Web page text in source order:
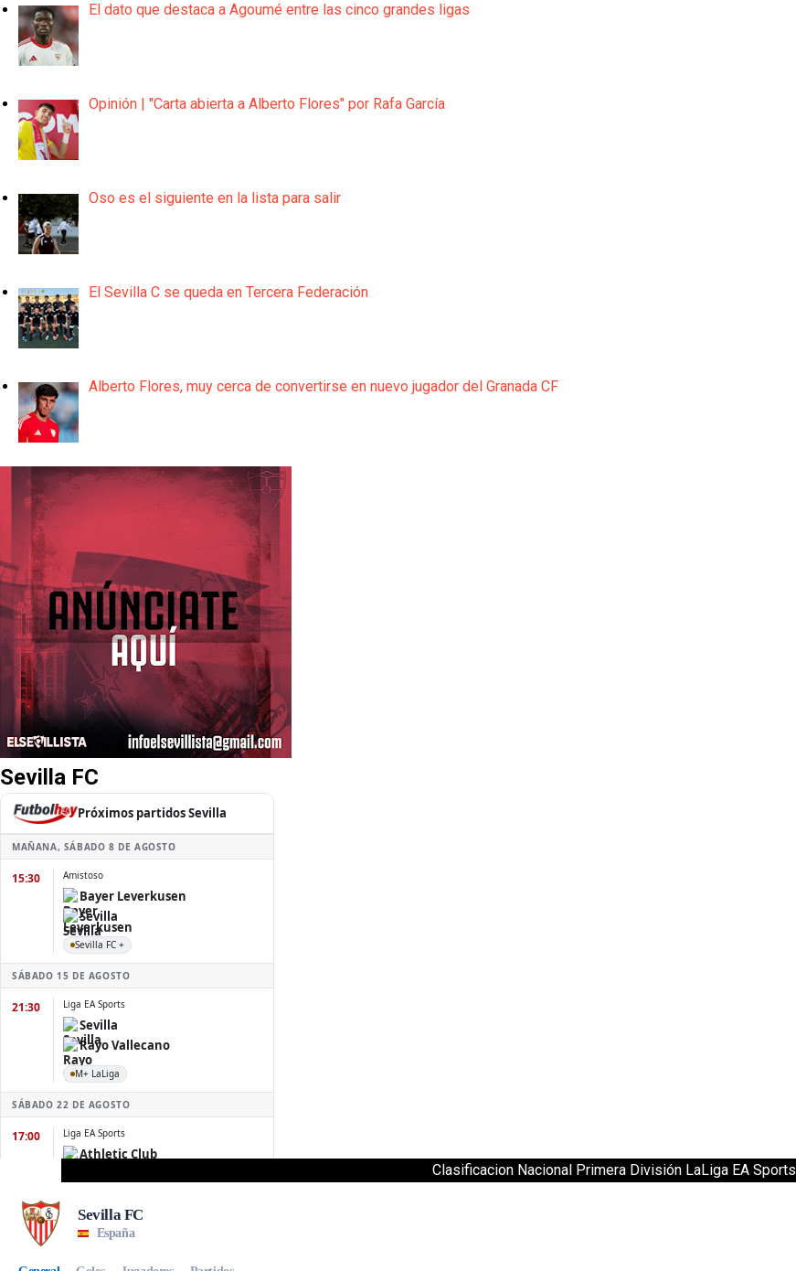
El dato que destaca a Agoumé entre las cinco grandes ligas
Opinión | "Carta abierta a Alberto Flores" por Rafa García
Oso es el siguiente en la lista para salir
El Sevilla C se queda en Tercera Federación
Alberto Flores, muy cerca de convertirse en nuevo jugador del Granada CF
Sevilla FC
Clasificacion Nacional Primera División LaLiga EA Sports